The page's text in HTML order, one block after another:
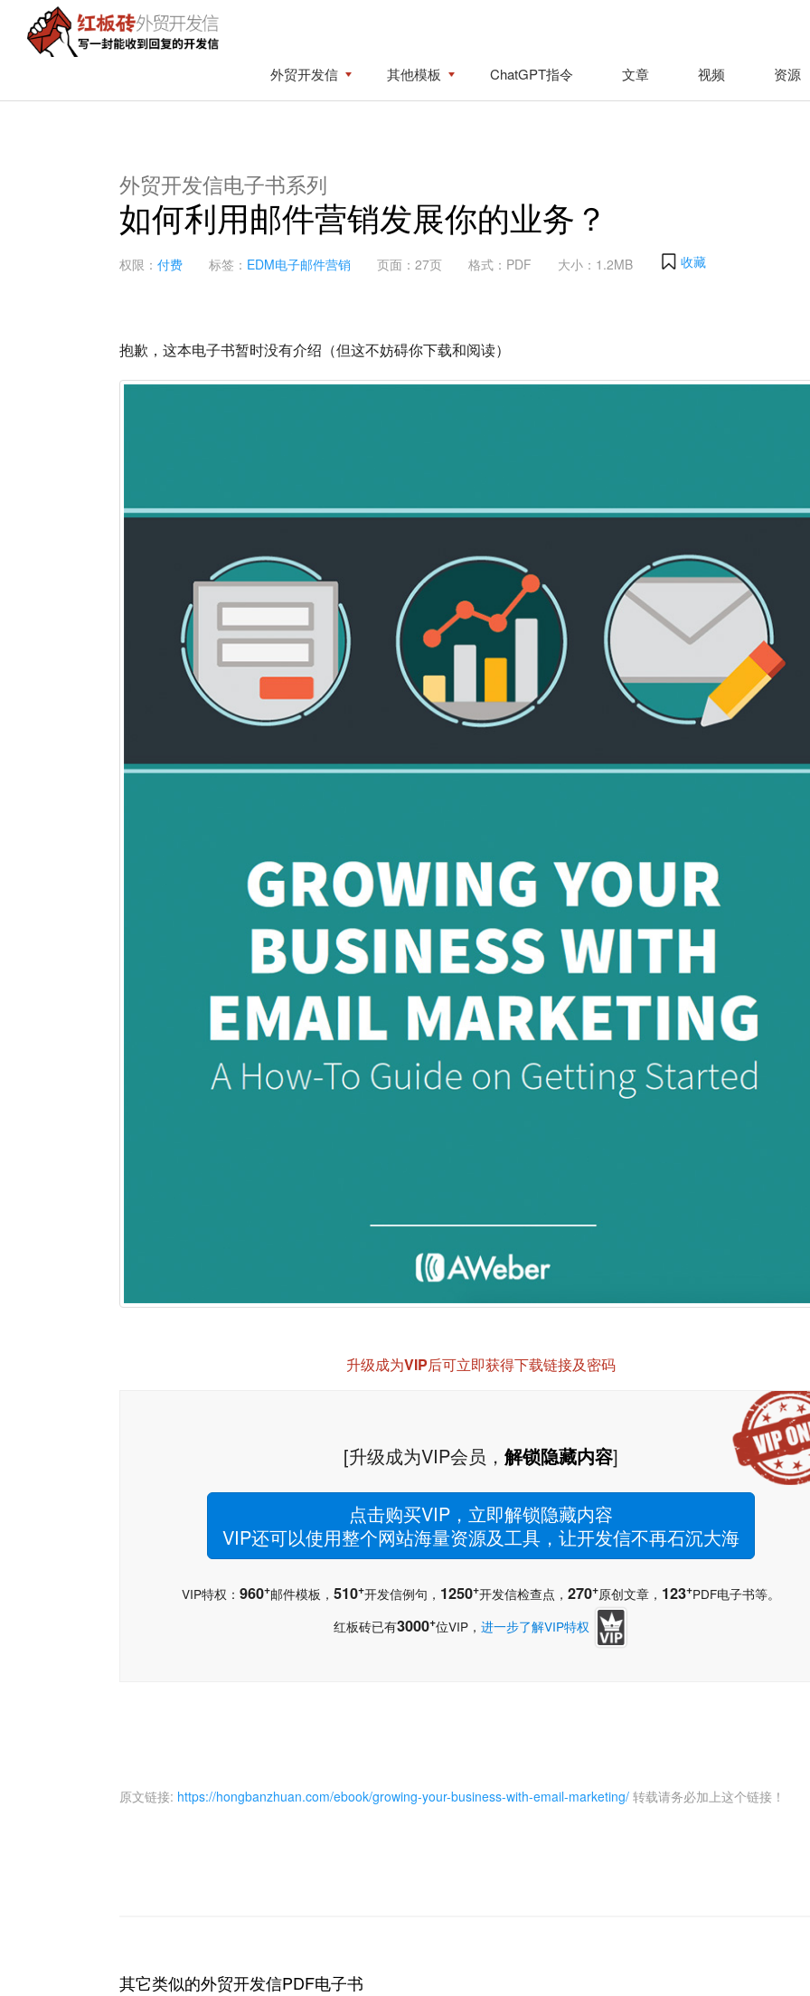
primary
content
砖
外贸开发信 其他模板 ChatGPT指令 文章 视频 资源
外贸开发信电子书系列
如何利用邮件营销发展你的业务？
权限： 付费 标签： EDM电子邮件营销 页面：27页 格式：PDF 大小：1.2MB 收藏
抱歉，这本电子书暂时没有介绍（但这不妨碍你下载和阅读）
升级成为VIP后可立即获得下载链接及密码
[升级成为VIP会员， 解锁隐藏内容]
点击购买VIP，立即解锁隐藏内容
VIP还可以使用整个网站海量资源及工具，让开发信不再石沉大海
VIP特权： 960+邮件模板， 510+开发信例句， 1250+开发信检查点， 270+原创文章， 123+PDF电子书等。
红板砖已有3000+位VIP， 进一步了解VIP特权
原文链接: https://hongbanzhuan.com/ebook/growing-your-business-with-email-marketing/ 转载请务必加上这个链接！
其它类似的外贸开发信PDF电子书